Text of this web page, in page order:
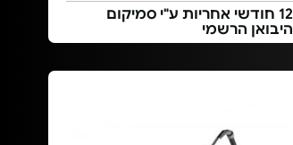
12 חודשי אחריות ע"י סמיקום
היבואן הרשמי